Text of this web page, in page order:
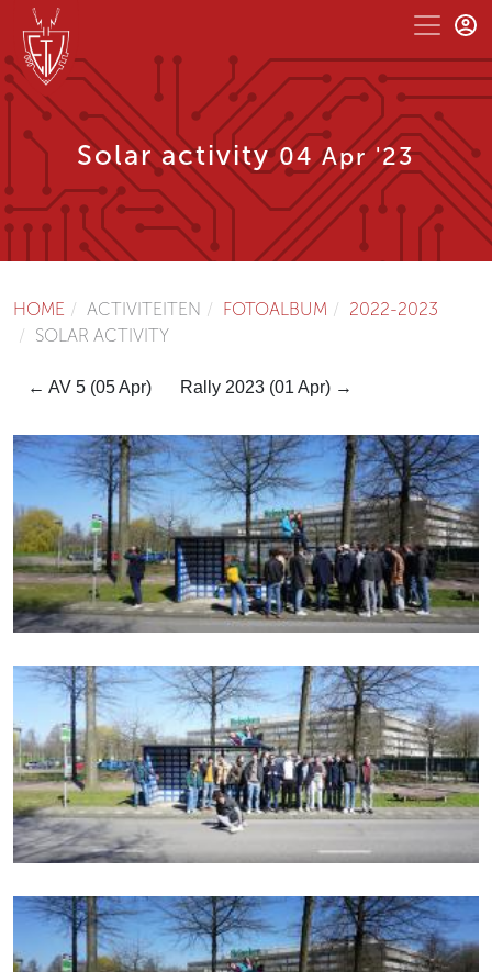
Solar activity04 Apr '23
HOME ACTIVITEITEN FOTOALBUM
2022-2023
SOLAR ACTIVITY
← AV 5 (05 Apr) Rally 2023 (01 Apr) →